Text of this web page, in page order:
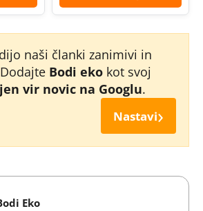
naši članki zanimivi in
Bodi eko kot svoj
vir novic na Googlu.
Nastavi›
Eko